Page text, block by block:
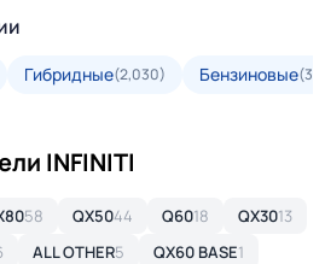
Гибридные(2,030) Бензиновые
INFINITI
58 QX5044 Q6018 QX3013
ALL OTHER5 QX60 BASE1